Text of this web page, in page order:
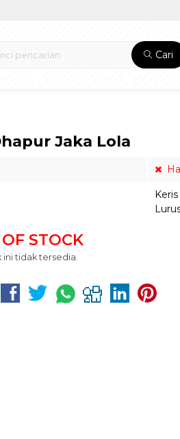
Cari
Jaka Lola
STOCK
ini tidak tersedia.